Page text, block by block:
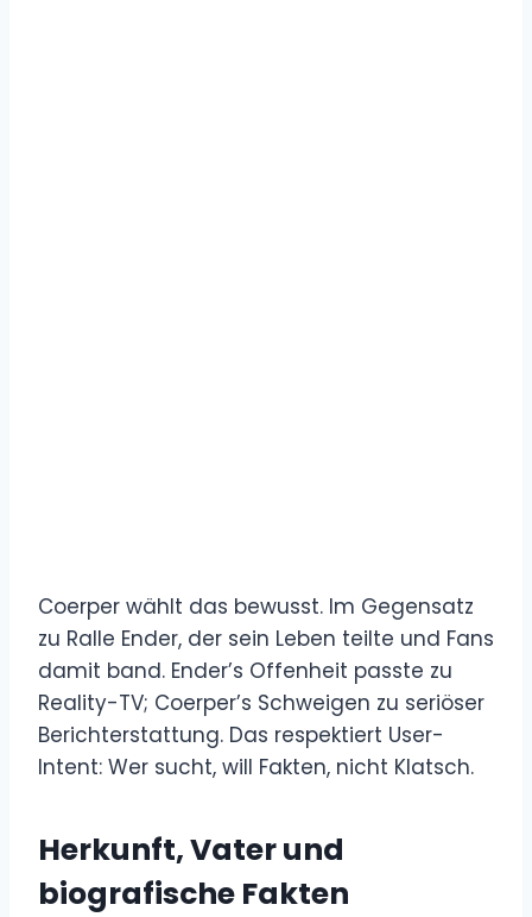
Coerper wählt das bewusst. Im Gegensatz
zu Ralle Ender, der sein Leben teilte und Fans
damit band. Ender’s Offenheit passte zu
Reality-TV; Coerper’s Schweigen zu seriöser
Berichterstattung. Das respektiert User-
Intent: Wer sucht, will Fakten, nicht Klatsch.
Herkunft, Vater und
biografische Fakten